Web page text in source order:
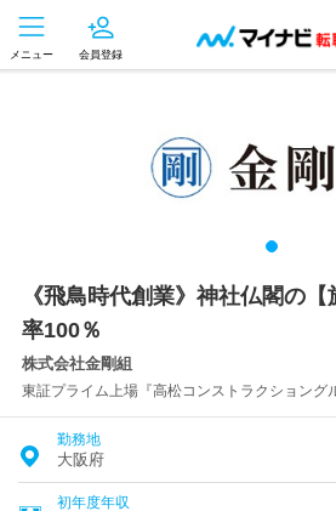
メニュー 会員登録
《飛鳥時代創業》神社仏閣の
率100％
株式会社金剛組
東証プライム上場『高松コンストラクショング
勤務地
大阪府
初年度年収